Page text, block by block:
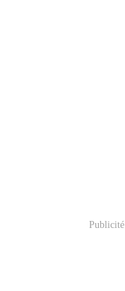
Publicité